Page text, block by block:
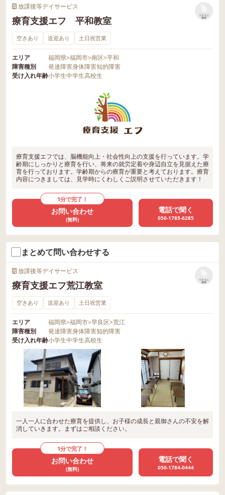
放課後等デイサービス
療育支援エフ 平和教室
リストに
保存
空きあり 送迎あり 土日祝営業
エリア 福岡県>福岡市>南区>平和
障害種別
発達障害身体障害知的障害
受け入れ年齢小学生中学生高校生
療育支援エフでは、脳機能向上・社会性向上の支援を行っています。学
齢期にしっかりと療育を行い、将来の就労定着や身辺自立を見据えた療
育を行っております。学齢期からの療育が重要と考えております。療育
内容につきましては、見学時にくわしくご説明させていただきます！
1分で完了！
お問い合わせ
(無料)
電話で聞く
050-1785-6285
まとめて問い合わせする
放課後等デイサービス
療育支援エフ荒江教室
リストに
保存
空きあり 送迎あり 土日祝営業
エリア 福岡県>福岡市>早良区>荒江
障害種別
発達障害身体障害知的障害
受け入れ年齢小学生中学生高校生
一人一人に合わせた療育を提供し、お子様の成長と親御さんの不安を解
消していきます。まずはご相談ください。
1分で完了！
お問い合わせ
(無料)
電話で聞く
050-1784-0444